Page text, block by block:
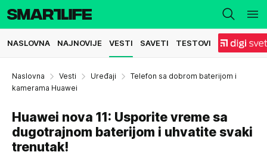
NASLOVNA NAJNOVIJE VESTI SAVETI TESTOVI
Naslovna Vesti Uređaji
Telefon sa dobrom baterijom i
kamerama Huawei
Huawei nova 11: Usporite vreme sa
dugotrajnom baterijom i uhvatite svaki
trenutak!